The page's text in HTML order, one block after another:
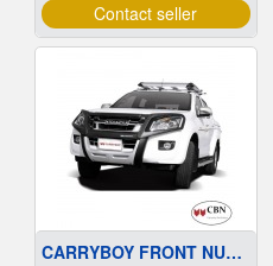
Contact seller
CARRYBOY FRONT NUDGE GUARD